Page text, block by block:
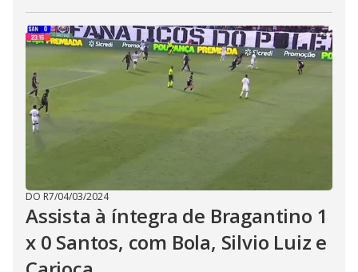
DO R7/04/03/2024
Assista à íntegra de Bragantino 1
x 0 Santos, com Bola, Silvio Luiz e